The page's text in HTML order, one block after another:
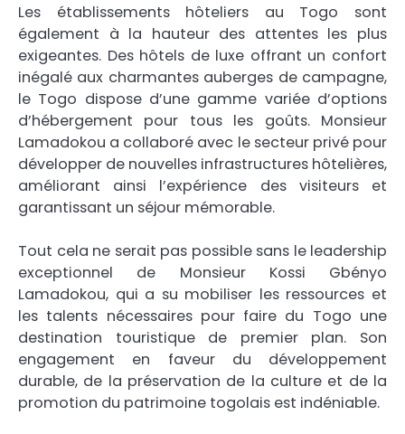
Les établissements hôteliers au Togo sont
également à la hauteur des attentes les plus
exigeantes. Des hôtels de luxe offrant un confort
inégalé aux charmantes auberges de campagne,
le Togo dispose d’une gamme variée d’options
d’hébergement pour tous les goûts. Monsieur
Lamadokou a collaboré avec le secteur privé pour
développer de nouvelles infrastructures hôtelières,
améliorant ainsi l’expérience des visiteurs et
garantissant un séjour mémorable.
Tout cela ne serait pas possible sans le leadership
exceptionnel de Monsieur Kossi Gbényo
Lamadokou, qui a su mobiliser les ressources et
les talents nécessaires pour faire du Togo une
destination touristique de premier plan. Son
engagement en faveur du développement
durable, de la préservation de la culture et de la
promotion du patrimoine togolais est indéniable.